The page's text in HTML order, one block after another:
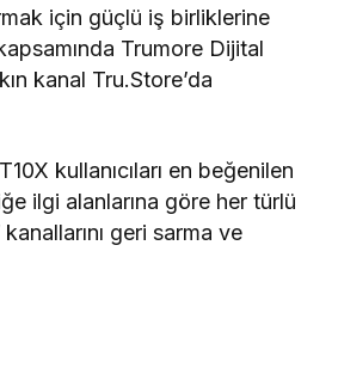
için güçlü iş birliklerine
Trumore Dijital
kanal Tru.Store’da
kullanıcıları en beğenilen
ilgi alanlarına göre her türlü
geri sarma ve